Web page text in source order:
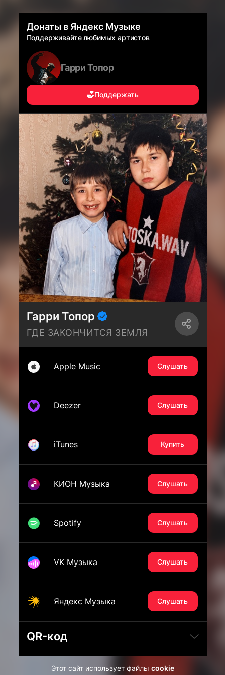
Донаты в Яндекс Музыке
Поддерживайте любимых артистов
Гарри Топор
Поддержать
Гарри Топор
ГДЕ ЗАКОНЧИТСЯ ЗЕМЛЯ
Apple Music Слушать
Deezer Слушать
iTunes Купить
КИОН Музыка Слушать
Spotify Слушать
VK Музыка Слушать
Яндекс Музыка Слушать
QR-код
Этот сайт использует файлы cookie